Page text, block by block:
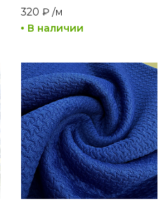
320 ₽ /м
В наличии